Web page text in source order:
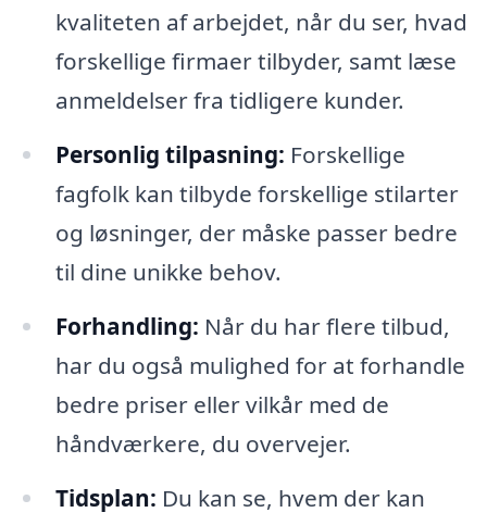
kvaliteten af arbejdet, når du ser, hvad
forskellige firmaer tilbyder, samt læse
anmeldelser fra tidligere kunder.
Personlig tilpasning: Forskellige
fagfolk kan tilbyde forskellige stilarter
og løsninger, der måske passer bedre
til dine unikke behov.
Forhandling: Når du har flere tilbud,
har du også mulighed for at forhandle
bedre priser eller vilkår med de
håndværkere, du overvejer.
Tidsplan: Du kan se, hvem der kan